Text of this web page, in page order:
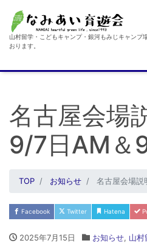
山村留学・こどもキャンプ・銀河もみじキャンプ
おります。
名古屋会場
9/7日AM＆
TOP お知らせ 名古屋会場
Facebook Twitter Hatena
2025年7月15日 お知らせ, 山村